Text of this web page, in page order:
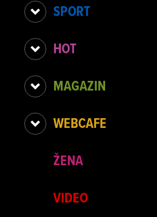
SPORT
HOT
MAGAZIN
WEBCAFE
ŽENA
VIDEO